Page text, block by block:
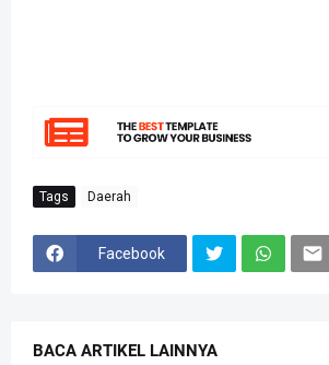
Tags Daerah
Facebook
BACA ARTIKEL LAINNYA